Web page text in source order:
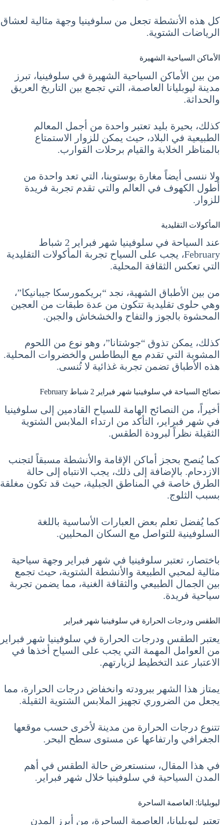
كل هذه الأنشطة تجعل من سلوفينيا وجهة مثالية لعشاق
الرياضات الشتوية.
الأماكن السياحية الشهيرة
من بين الأماكن السياحية الشهيرة في سلوفينيا، تبرز
مدينة ليوبليانا العاصمة، التي تجمع بين التاريخ العريق
والحداثة.
كذلك، بحيرة بليد تعتبر واحدة من أجمل المعالم
الطبيعية في البلاد، حيث يمكن للزوار الاستمتاع
بالمناظر الخلابة والقيام برحلات القوارب.
ولا ننسى أيضاً مغارة بوستوينا، التي تعد واحدة من
أطول الكهوف في العالم والتي تقدم تجربة فريدة
للزوار.
المأكولات التقليدية
عند السياحة في سلوفينيا شهر فبراير 2 شباط
February، يجب على السياح تجربة المأكولات التقليدية
التي تعكس الثقافة المحلية.
من بين الأطباق الشهية، نجد “بريكمورسكا جيبانيكا”،
وهي حلوى تقليدية تتكون من عدة طبقات من العجين
المحشوة بالجوز والتفاح والخشخاش والجبن.
كذلك، يمكن تذوق “جوشتانا”، وهو نوع من اللحوم
المشوية التي تقدم مع البطاطس والخضروات المحلية.
هذه الأطباق تضمن تجربة غذائية لا تُنسى.
نصائح السياحة في سلوفينيا شهر فبراير 2 شباط February
أخيراً، من النصائح الهامة للسياح القادمين إلى سلوفينيا
في شهر فبراير، التأكد من ارتداء الملابس الشتوية
الثقيلة نظراً لبرودة الطقس.
كما يُنصح بحجز أماكن الإقامة والأنشطة مسبقاً لتجنب
الازدحام. بالإضافة إلى ذلك، يجب الانتباه إلى حالة
الطرق خاصة في المناطق الجبلية، حيث قد تكون مغلقة
بسبب الثلوج.
كما يُفضل تعلم بعض العبارات الأساسية باللغة
السلوفينية للتواصل مع السكان المحليين.
باختصار، تعتبر سلوفينيا في شهر فبراير وجهة سياحية
مثالية لمحبي الطبيعة والأنشطة الشتوية، حيث تجمع
بين الجمال الطبيعي والثقافة الغنية، مما يضمن تجربة
سياحية فريدة.
الطقس ودرجات الحرارة في سلوفينيا شهر فبراير
يعتبر الطقس ودرجات الحرارة في سلوفينيا شهر فبراير
من العوامل المهمة التي يجب على السياح أخذها في
الاعتبار عند التخطيط لزيارتهم.
يمتاز هذا الشهر ببرودته وانخفاض درجات الحرارة، مما
يجعل من الضروري تجهيز الملابس الشتوية الثقيلة.
تتنوع درجات الحرارة من مدينة لأخرى حسب موقعها
الجغرافي وارتفاعها عن مستوى سطح البحر.
في هذا المقال، سنستعرض حالة الطقس في أهم
المدن السياحية في سلوفينيا خلال شهر فبراير.
ليوبليانا: العاصمة الساحرة
تعتبر ليوبليانا، العاصمة الساحرة، من أبرز المدن